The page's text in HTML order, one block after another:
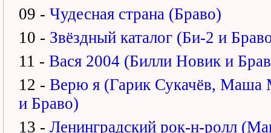
09 - Чудесная страна (Браво)
10 - Звёздный каталог (Би-2 и
11 - Вася 2004 (Билли Новик и
12 - Верю я (Гарик Сукачёв, Маша
и Браво)
13 - Ленинградский рок-н-ролл